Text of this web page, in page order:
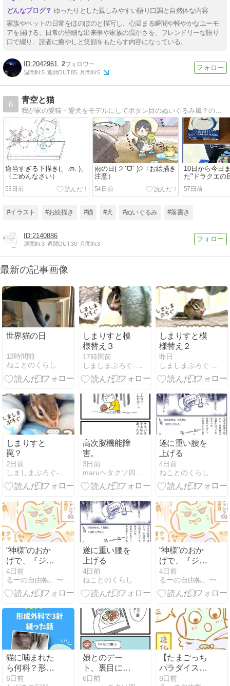
ゆったりとした親しみやすい語り口調と自然体な内容
家族やペットの日常をほのぼのと描写し、心温まる瞬間や軽やかなユーモ
アを届ける。日常の些細な出来事や家族の温かさを、フレンドリーな語り
口で綴り、読者に癒やしと笑顔をもたらす内容になっている。
2042961 2
週間IN:5 週間OUT:85 月間IN:5
6
青空と猫
我が家の愛猫・愛犬をモデルにしてボタン目のぬいぐるみ風？の子達の絵を描いてます。画力がないため雑な落書きしかありませんが、気に入っていただけると嬉しいです！
適当すぎる下描き(、.ო. )、
〈ごめんなさい）
53日前
雨の日( ੭ ˙ᗜ˙ )੭〈お絵描き
注意）
54日前
10日から今日
た"ドラクエの
57日前
#イラスト #お絵描き #猫 #犬 #ぬいぐるみ #落書き
2140886
週間IN:3 週間OUT:30 月間IN:3
最新の記事画像
世界猫の日
13時間前
ねことのくらし
しまりすと模
様替え３
17時間前
しましまぶろぐ-NO Stripe NO Life-
しまりすと模
様替え２
昨日
しましまぶろぐ-NO Stripe NO Life-
しまりすと
罠？
2日前
しましまぶろぐ-NO Stripe NO Life-
高次脳機能障
害。
3日前
maruヘタクソ四コマ日記
遂に重い腰を
上げる
4日前
ねことのくらし
“神様”のおか
げで、『ジャ
ンプSQ ９月
号』が手に入
った話。
4日前
るーの自由帳。〜ネコチャン添え〜
遂に重い腰を
上げる
4日前
ねことのくらし
“神様”のおか
げで、『ジャ
ンプSQ ９月
号』が手に入
った話。
4日前
るーの自由帳。〜ネコチャン添え〜
猫に噛まれた
ら何科？形成
外科で3針縫
6日前
娘とのデー
ト、裏目にで
る。
6日前
【たまごっち
パラダイス育
児日記】顔の
8日前